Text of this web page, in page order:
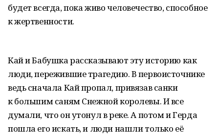
будет всегда, пока живо человечество, способное
к жертвенности.
Кай и Бабушка рассказывают эту историю как
люди, пережившие трагедию. В первоисточнике
ведь сначала Кай пропал, привязав санки
к большим саням Снежной королевы. И все
думали, что он утонул в реке. А потом и Герда
пошла его искать, и люди нашли только её